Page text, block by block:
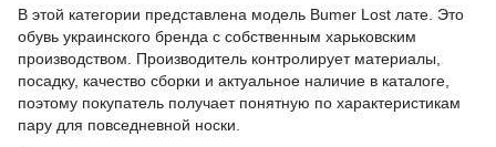
В этой категории представлена модель Bumer Lost лате. Это
обувь украинского бренда с собственным харьковским
производством. Производитель контролирует материалы,
посадку, качество сборки и актуальное наличие в каталоге,
поэтому покупатель получает понятную по характеристикам
пару для повседневной носки.